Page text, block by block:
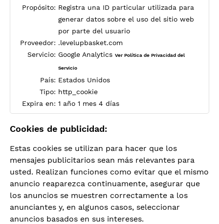
Propósito: Registra una ID particular utilizada para
generar datos sobre el uso del sitio web
por parte del usuario
Proveedor: .levelupbasket.com
Servicio: Google Analytics Ver Política de Privacidad del
Servicio
País: Estados Unidos
Tipo: http_cookie
Expira en: 1 año 1 mes 4 días
Cookies de publicidad:
Estas cookies se utilizan para hacer que los
mensajes publicitarios sean más relevantes para
usted. Realizan funciones como evitar que el mismo
anuncio reaparezca continuamente, asegurar que
los anuncios se muestren correctamente a los
anunciantes y, en algunos casos, seleccionar
anuncios basados en sus intereses.